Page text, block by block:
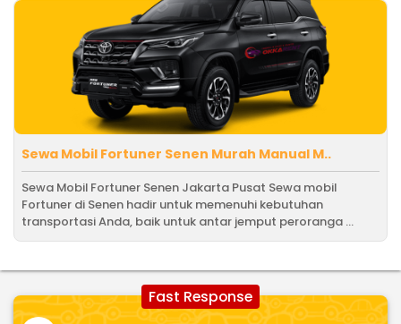
Sewa Mobil Fortuner Senen Murah Manual M..
Sewa Mobil Fortuner Senen Jakarta Pusat Sewa mobil
Fortuner di Senen hadir untuk memenuhi kebutuhan
transportasi Anda, baik untuk antar jemput peroranga ...
Fast Response